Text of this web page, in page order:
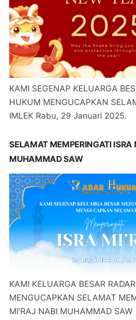
KAMI SEGENAP KELUARGA
HUKUM MENGUCAPKAN
IMLEK Rabu, 29 Januari 2025.
SELAMAT MEMPERINGATI ISRA
MUHAMMAD SAW
KAMI KELUARGA BESAR
MENGUCAPKAN SELAMAT
MI'RAJ NABI MUHAMMAD SAW